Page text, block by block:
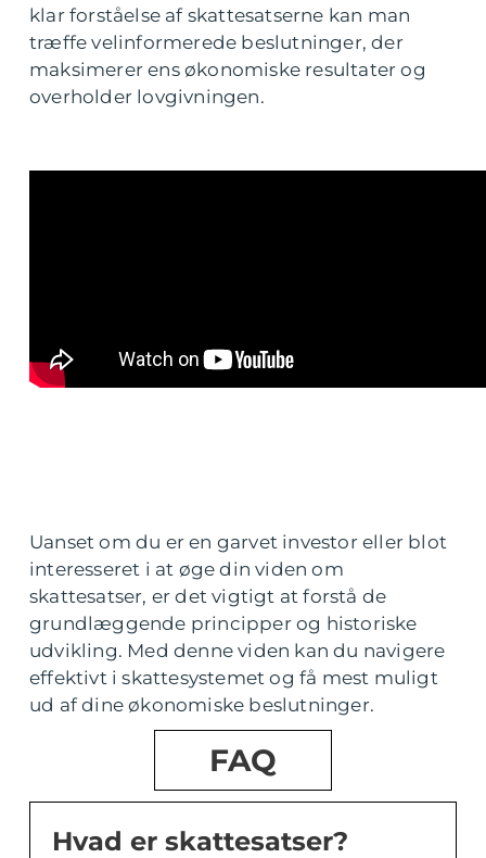
klar forståelse af skattesatserne kan man
træffe velinformerede beslutninger, der
maksimerer ens økonomiske resultater og
overholder lovgivningen.
Uanset om du er en garvet investor eller blot
interesseret i at øge din viden om
skattesatser, er det vigtigt at forstå de
grundlæggende principper og historiske
udvikling. Med denne viden kan du navigere
effektivt i skattesystemet og få mest muligt
ud af dine økonomiske beslutninger.
FAQ
Hvad er skattesatser?